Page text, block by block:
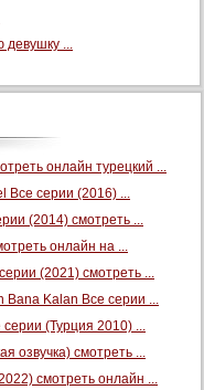
девушку ...
онлайн турецкий ...
Все серии (2016) ...
(2014) смотреть ...
онлайн на ...
(2021) смотреть ...
Bana Kalan Все серии ...
(Турция 2010) ...
озвучка) смотреть ...
смотреть онлайн ...